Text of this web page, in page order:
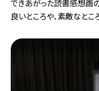
できあがった読書感想画
良いところや、素敵なとこ